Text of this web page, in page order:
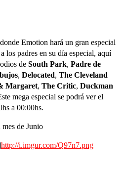
Emotion hará un gran especial
los padres en su día especial, aquí
de South Park, Padre de
, Delocated, The Cleveland
Margaret, The Critic, Duckman
mega especial se podrá ver el
a 00:00hs.
de Junio
http://i.imgur.com/Q97n7.png